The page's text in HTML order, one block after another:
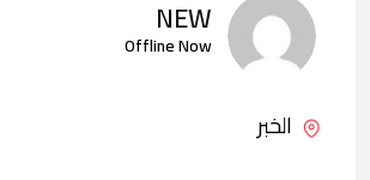
NEW
Offline Now
الخبر